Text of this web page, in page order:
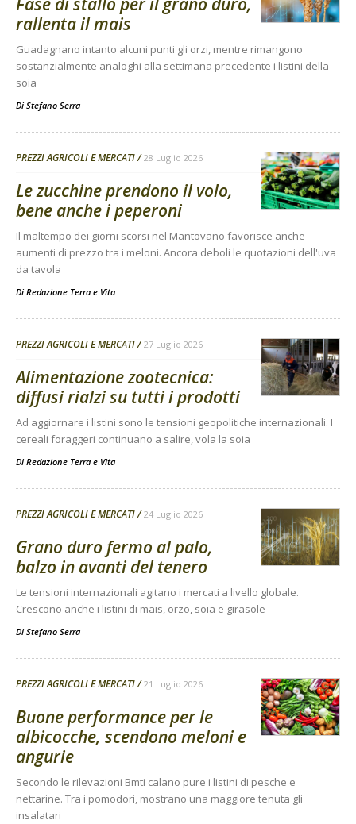
rallenta il mais
Guadagnano intanto alcuni punti gli orzi, mentre rimangono
sostanzialmente analoghi alla settimana precedente i listini della
soia
Di Stefano Serra
PREZZI AGRICOLI E MERCATI 28 Luglio 2026
Le zucchine prendono il volo,
bene anche i peperoni
Il maltempo dei giorni scorsi nel Mantovano favorisce anche
aumenti di prezzo tra i meloni. Ancora deboli le quotazioni dell'uva
da tavola
Di Redazione Terra e Vita
PREZZI AGRICOLI E MERCATI 27 Luglio 2026
Alimentazione zootecnica:
diffusi rialzi su tutti i prodotti
Ad aggiornare i listini sono le tensioni geopolitiche internazionali. I
cereali foraggeri continuano a salire, vola la soia
Di Redazione Terra e Vita
PREZZI AGRICOLI E MERCATI 24 Luglio 2026
Grano duro fermo al palo,
balzo in avanti del tenero
Le tensioni internazionali agitano i mercati a livello globale.
Crescono anche i listini di mais, orzo, soia e girasole
Di Stefano Serra
PREZZI AGRICOLI E MERCATI 21 Luglio 2026
Buone performance per le
albicocche, scendono meloni e
angurie
Secondo le rilevazioni Bmti calano pure i listini di pesche e
nettarine. Tra i pomodori, mostrano una maggiore tenuta gli
insalatari